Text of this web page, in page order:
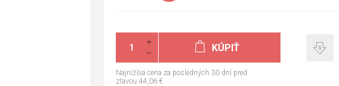
KÚPIŤ
Najnižšia cena za posledných 30 dní pred
zľavou:44,06 €